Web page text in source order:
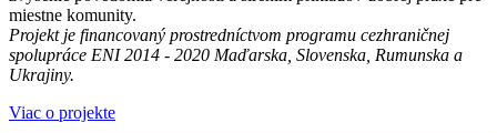
miestne komunity.
Projekt je financovaný prostredníctvom programu cezhraničnej
spolupráce ENI 2014 - 2020 Maďarska, Slovenska, Rumunska a
Ukrajiny.
Viac o projekte